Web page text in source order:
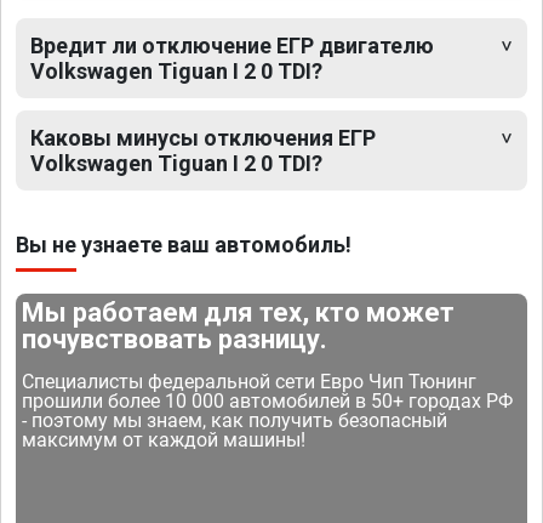
Вредит ли отключение ЕГР двигателю
Volkswagen Tiguan I 2 0 TDI?
Каковы минусы отключения ЕГР
Volkswagen Tiguan I 2 0 TDI?
Вы не узнаете ваш автомобиль!
Мы работаем для тех, кто может
почувствовать разницу.
Специалисты федеральной сети Евро Чип Тюнинг
прошили более 10 000 автомобилей в 50+ городах РФ
- поэтому мы знаем, как получить безопасный
максимум от каждой машины!